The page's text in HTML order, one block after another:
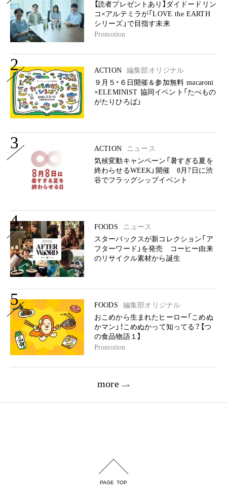
【読者プレゼントあり】ダイドードリン
コ×アルテミラが「LOVE the EARTH
シリーズ」で目指す未来
Promotion
2 ACTION
編集部オリジナル
９月５・６日開催＆参加無料 macaroni
×ELEMINIST 協同イベント「たべもの
がたりひろば」
3 ACTION
ニュース
気候変動キャンペーン「暑すぎる夏を
終わらせるWEEK」開催 8月7日に渋
谷でフラッグシップイベント
4 FOODS
ニュース
スターバックスが新コレクション「ア
フターワード」を発売 コーヒー由来
のリサイクル素材から誕生
5 FOODS
編集部オリジナル
おこめから生まれたヒーロー「こめぬ
かマン」！こめぬかって知ってる？【つ
の食品物語１】
Promotion
more
PAGE TOP